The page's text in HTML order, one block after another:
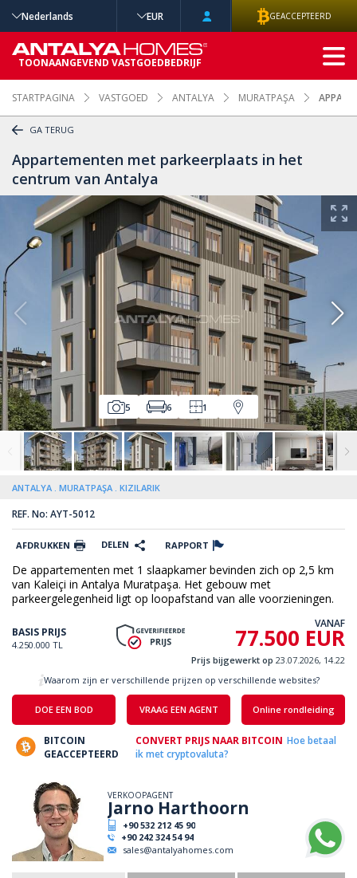
STARTPAGINA VASTGOED ANTALYA MURATPAŞA
GA TERUG
Appartementen met parkeerplaats in het
centrum van Antalya
5 6 1
ANTALYA MURATPAŞA KIZILARIK
REF. No: AYT-5012
AFDRUKKEN DELEN RAPPORT
De appartementen met 1 slaapkamer bevinden zich op 2,5 km
van Kaleiçi in Antalya Muratpaşa. Het gebouw met
parkeergelegenheid ligt op loopafstand van alle voorzieningen.
BASIS PRIJS
4.250.000 TL
VANAF
77.500 EUR
Prijs bijgewerkt op 23.07.2026, 14.22
DOE EEN BOD VRAAG EEN AGENT Online rondleiding
Waarom zijn er verschillende prijzen op verschillende websites?
BITCOIN
GEACCEPTEERD
CONVERT PRIJS NAAR BITCOIN Hoe betaal
ik met cryptovaluta?
VERKOOPAGENT
Jarno Harthoorn
+90 532 212 45 90
+90 242 324 54 94
sales@antalyahomes.com
Nederlands EUR GEACCEPTEERD
TOONAANGEVEND VASTGOEDBEDRIJF
GEAVANCEERD
ZOEKEN